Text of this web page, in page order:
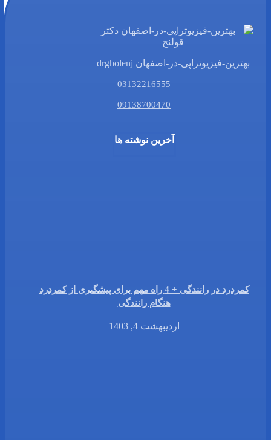
بهترین-فیزیوتراپی-در-اصفهان drgholenj
03132216555
09138700470
آخرین نوشته ها
کمردرد در رانندگی + 4 راه مهم برای پیشگیری از کمردرد
هنگام رانندگی
اردیبهشت 4, 1403